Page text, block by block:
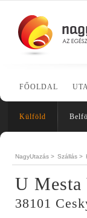
FŐOLDAL
Külföld
NagyUtazás > Szállás >
U
38101